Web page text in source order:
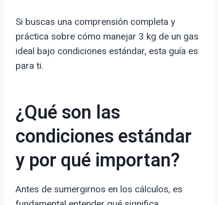
Si buscas una comprensión completa y
práctica sobre cómo manejar 3 kg de un gas
ideal bajo condiciones estándar, esta guía es
para ti.
¿Qué son las
condiciones estándar
y por qué importan?
Antes de sumergirnos en los cálculos, es